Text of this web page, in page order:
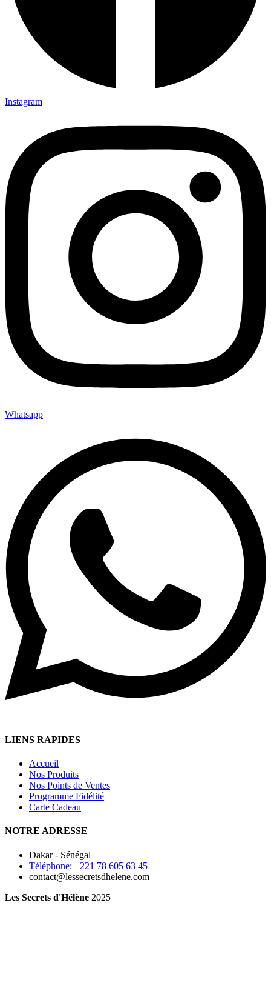
Instagram
Whatsapp
LIENS RAPIDES
Accueil
Nos Produits
Nos Points de Ventes
Programme Fidélité
Carte Cadeau
NOTRE ADRESSE
Dakar - Sénégal
Téléphone: +221 78 605 63 45
contact@lessecretsdhelene.com
Les Secrets d'Hélène 2025